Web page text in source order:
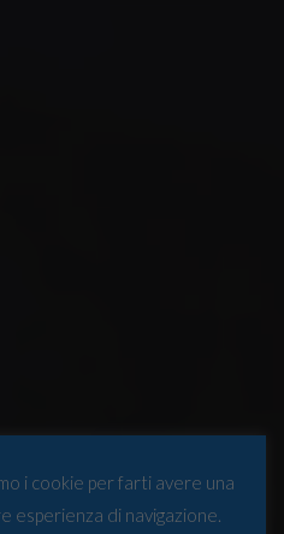
i cookie per farti avere una
esperienza di navigazione.